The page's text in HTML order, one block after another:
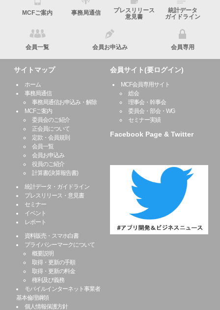
MCFご案内 事務局通信
プレスリリース
意見書
統計データ
ガイドライン
会員一覧 会員お申込み 会員専用
サイトマップ
ホーム
事務局通信
事務局通信お申込み・解除
MCFご案内
委員会のご紹介
正会員について
定款・会員規則
会員一覧
会員お申込み
役員のご紹介
計算書(決算報告書)
統計データ・ガイドライン
プレスリリース・意見書
セミナー
イベント
レポート
資料販売・スマホ白書
プライバシーマークについて
概要説明
取得・更新の手順
取得・更新の料金
権利及び義務
モバイルインターネット事業者
基本倫理綱領
個人情報保護方針
会員サイト(要ログイン)
MCF会員専用サイト
総会
理事会・幹事会
委員会・部会・WG
セミナー実績
Facebook Page & Twitter